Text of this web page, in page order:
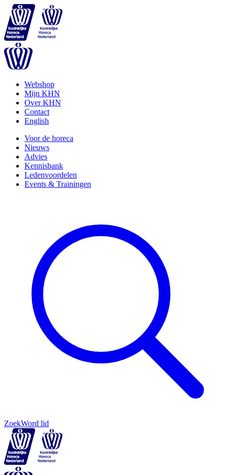
Webshop
Mijn KHN
Over KHN
Contact
English
Voor de horeca
Nieuws
Advies
Kennisbank
Ledenvoordelen
Events & Trainingen
ZoekWord lid